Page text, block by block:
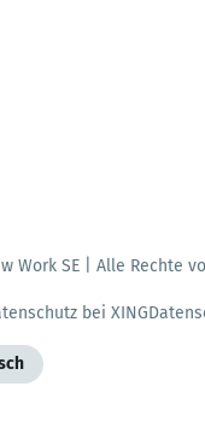
Work SE | Alle Rechte
bei XING